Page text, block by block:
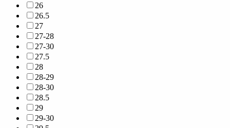
26
26.5
27
27-28
27-30
27.5
28
28-29
28-30
28.5
29
29-30